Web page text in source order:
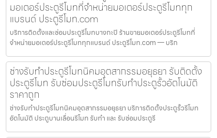
มอเตอร์ประตูรีโมทที่จำหน่ายมอเตอร์ประตูรีโมททุก
แบรนด์ ประตูรีโมท.com
บริการติดตั้งและซ่อมประตูรีโมทบางกะปิ ร้านขายมอเตอร์ประตูรีโมทที่
จำหน่ายมอเตอร์ประตูรีโมททุกแบรนด์ ประตูรีโมท.com — บริก
ช่างรับทำประตูรีโมทนิคมอุตสากรรมอยุธยา รับติดตั้ง
ประตูรีโมท รับซ่อมประตูรีโมทรับทำประตูรั้วอัตโนมัติ
ราคาถูก
ช่างรับทำประตูรีโมทนิคมอุตสากรรมอยุธยา บริการติดตั้งประตูรั้วรีโมท
อัตโนมัติ ประตูบานเลื่อนรีโมท รับทำ และ รับซ่อมประตูรี